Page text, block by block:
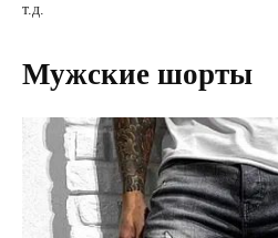
т.д.
Мужские шорты